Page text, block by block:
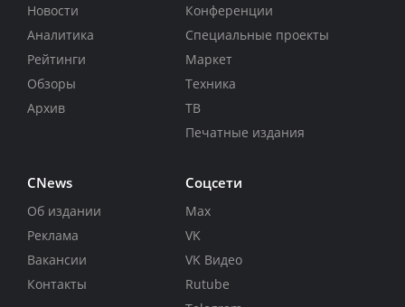
Новости
Аналитика
Рейтинги
Обзоры
Архив
Конференции
Специальные проекты
Маркет
Техника
ТВ
Печатные издания
CNews
Об издании
Реклама
Вакансии
Контакты
Соцсети
Max
VK
VK Видео
Rutube